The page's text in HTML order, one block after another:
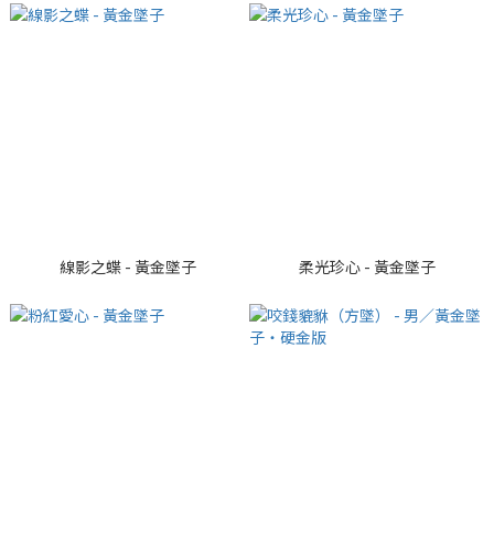
線影之蝶 - 黃金墜子 柔光珍心 - 黃金墜子